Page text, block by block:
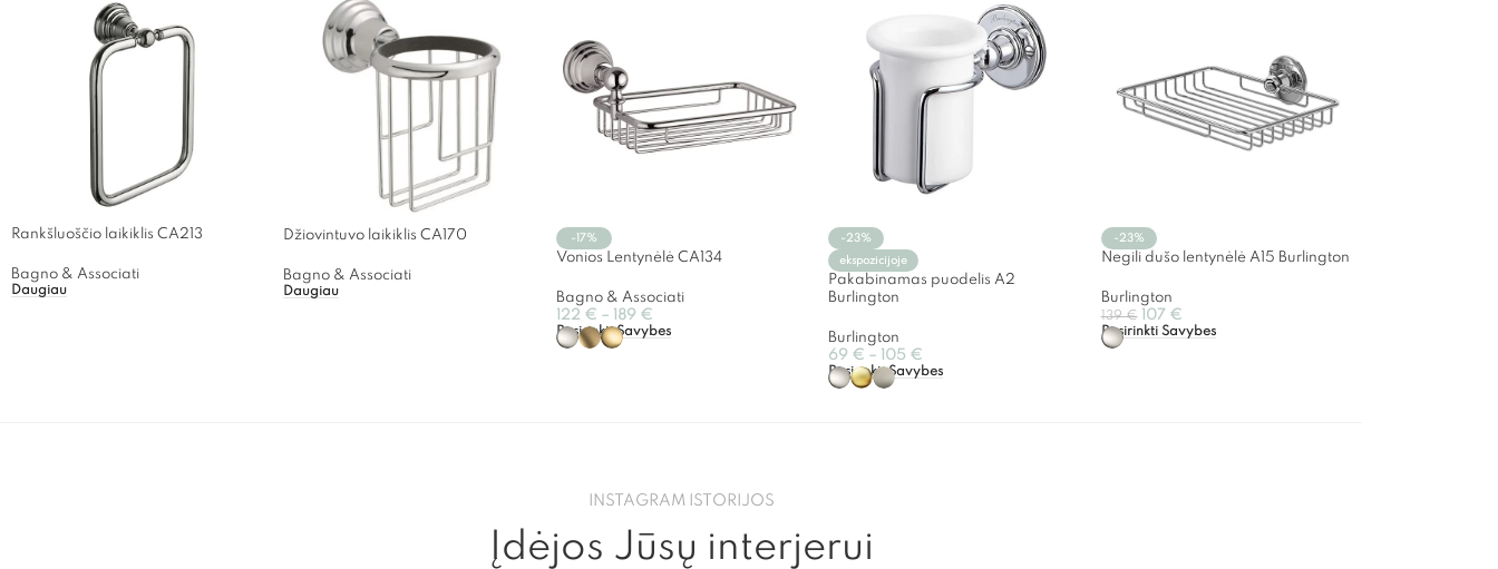
Rankšluoščio laikiklis CA213
Bagno & Associati
Daugiau
Džiovintuvo laikiklis CA170
Bagno & Associati
Daugiau
-17%
Vonios Lentynėlė CA134
Bagno & Associati
122 € – 189 €
Pasirinkti Savybes
-23%
ekspozicijoje
Pakabinamas puodelis A2
Burlington
Burlington
69 € – 105 €
Pasirinkti Savybes
-23%
Negili dušo lentynėlė A15 Burlington
Burlington
139€ 107 €
Pasirinkti Savybes
INSTAGRAM ISTORIJOS
Įdėjos Jūsų interjerui